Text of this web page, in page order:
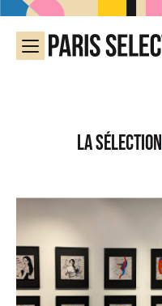
La sélection